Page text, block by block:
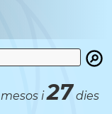
mesos i27 dies